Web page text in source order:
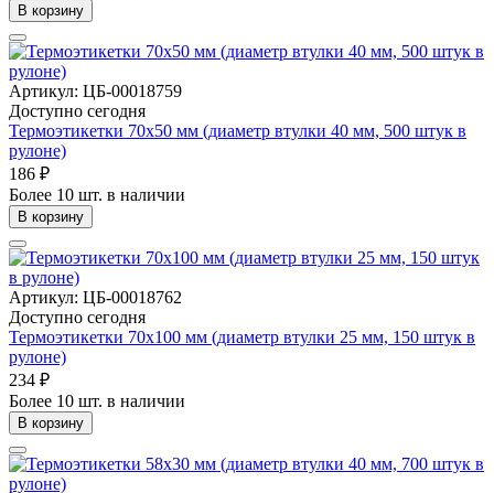
В корзину
Артикул: ЦБ-00018759
Доступно сегодня
Термоэтикетки 70х50 мм (диаметр втулки 40 мм, 500 штук в
рулоне)
186 ₽
Более 10 шт. в наличии
В корзину
Артикул: ЦБ-00018762
Доступно сегодня
Термоэтикетки 70х100 мм (диаметр втулки 25 мм, 150 штук в
рулоне)
234 ₽
Более 10 шт. в наличии
В корзину